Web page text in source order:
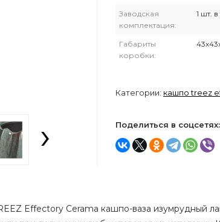
›
Заводская
комплектация:
1 шт.
Габариты
коробки:
Категории: кашпо treez
Поделиться в соцсетях:
Effectory Cerama кашпо-ваза изумрудный